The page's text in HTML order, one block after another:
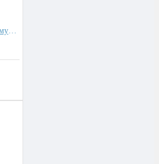
Перчатки без пальцев мужские тактические